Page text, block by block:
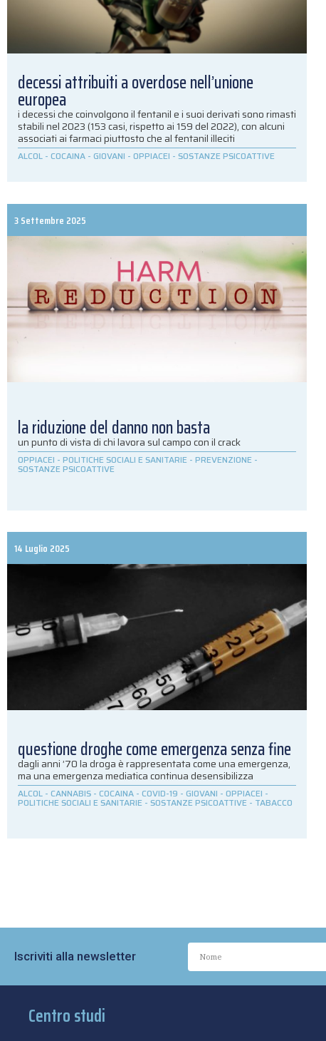
decessi attribuiti a overdose nell’unione
europea
i decessi che coinvolgono il fentanil e i suoi derivati sono rimasti
stabili nel 2023 (153 casi, rispetto ai 159 del 2022), con alcuni
associati ai farmaci piuttosto che al fentanil illeciti
ALCOL - COCAINA - GIOVANI - OPPIACEI - SOSTANZE PSICOATTIVE
3 Settembre 2025
la riduzione del danno non basta
un punto di vista di chi lavora sul campo con il crack
OPPIACEI - POLITICHE SOCIALI E SANITARIE - PREVENZIONE -
SOSTANZE PSICOATTIVE
14 Luglio 2025
questione droghe come emergenza senza fine
dagli anni ’70 la droga è rappresentata come una emergenza,
ma una emergenza mediatica continua desensibilizza
ALCOL - CANNABIS - COCAINA - COVID-19 - GIOVANI - OPPIACEI -
POLITICHE SOCIALI E SANITARIE - SOSTANZE PSICOATTIVE - TABACCO
Iscriviti alla newsletter
Centro studi